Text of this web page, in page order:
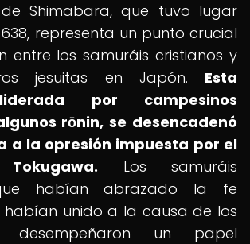
de Shimabara, que tuvo lugar
representa un punto crucial
entre los samuráis cristianos y
jesuitas en Japón. Esta
por campesinos
rōnin, se desencadenó
a la opresión impuesta por el
Los samuráis
habían abrazado la fe
unido a la causa de los
desempeñaron un papel